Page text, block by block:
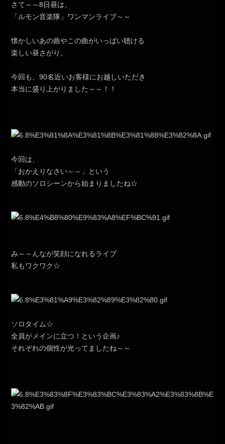
さて～～8日昼は、
「ルモン音楽隊」ワンマンライブ～～
懐かしいあの曲やこの曲がいっぱい聴ける
楽しい昼さがり。
今回も、90名近いお客様にお越しいただき
本当に盛り上がりました～～！！
今回は、
「おかえりなさい～～」という
感動のソロシーンから始まりましたね☆
み～～んなが笑顔になれるライブ
私もワクワク☆
ソロタイム☆
全員がメインに立つ！という企画♪
それぞれの個性が光ってましたね～～